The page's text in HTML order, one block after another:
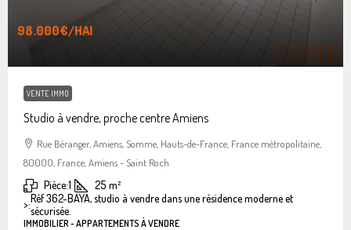
98.000€/HAI
VENTE IMMO
Studio à vendre, proche centre Amiens
Rue Béranger, Amiens, Somme, Hauts-de-France, France métropolitaine,
80000, France, Amiens - Saint Roch
Pièce:1 25 m²
>:Réf 362-BAYA, studio à vendre dans une résidence moderne et
sécurisée.
IMMOBILIER - APPARTEMENTS À VENDRE